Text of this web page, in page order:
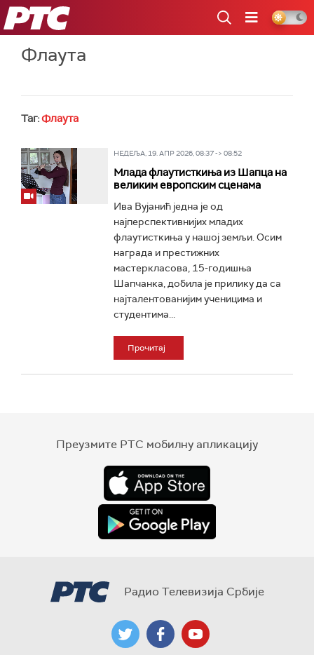
РТС
Флаута
Таг:Флаута
НЕДЕЉА, 19. АПР 2026, 08:37 -> 08:52
Млада флаутисткиња из Шапца на
великим европским сценама
Ива Вујанић једна је од
најперспективнијих младих
флаутисткиња у нашој земљи. Осим
награда и престижних
мастеркласова, 15-годишња
Шапчанка, добила је прилику да са
најталентованијим ученицима и
студентима...
Прочитај
Преузмите РТС мобилну апликацију
Радио Телевизија Србије